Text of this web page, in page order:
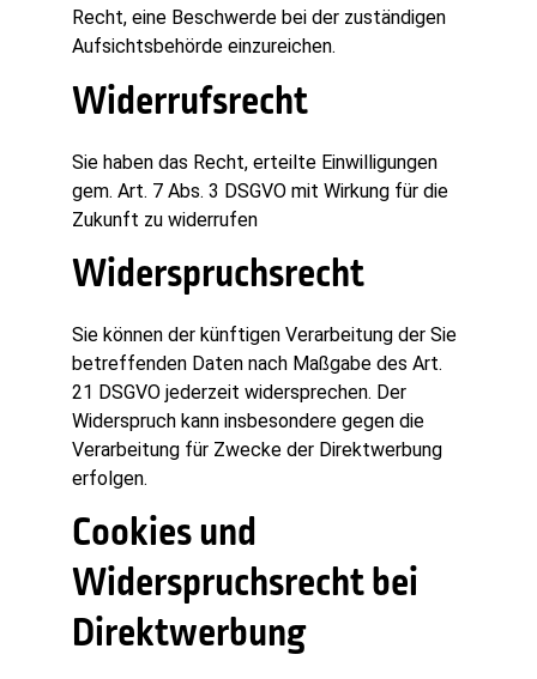
Recht, eine Beschwerde bei der zuständigen
Aufsichtsbehörde einzureichen.
Widerrufsrecht
Sie haben das Recht, erteilte Einwilligungen
gem. Art. 7 Abs. 3 DSGVO mit Wirkung für die
Zukunft zu widerrufen
Widerspruchsrecht
Sie können der künftigen Verarbeitung der Sie
betreffenden Daten nach Maßgabe des Art.
21 DSGVO jederzeit widersprechen. Der
Widerspruch kann insbesondere gegen die
Verarbeitung für Zwecke der Direktwerbung
erfolgen.
Cookies und
Widerspruchsrecht bei
Direktwerbung